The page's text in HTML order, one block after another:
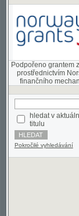
Podpořeno grantem z
prostřednictvím
hledat v aktuálním
titulu
Pokročilé vyhledávání